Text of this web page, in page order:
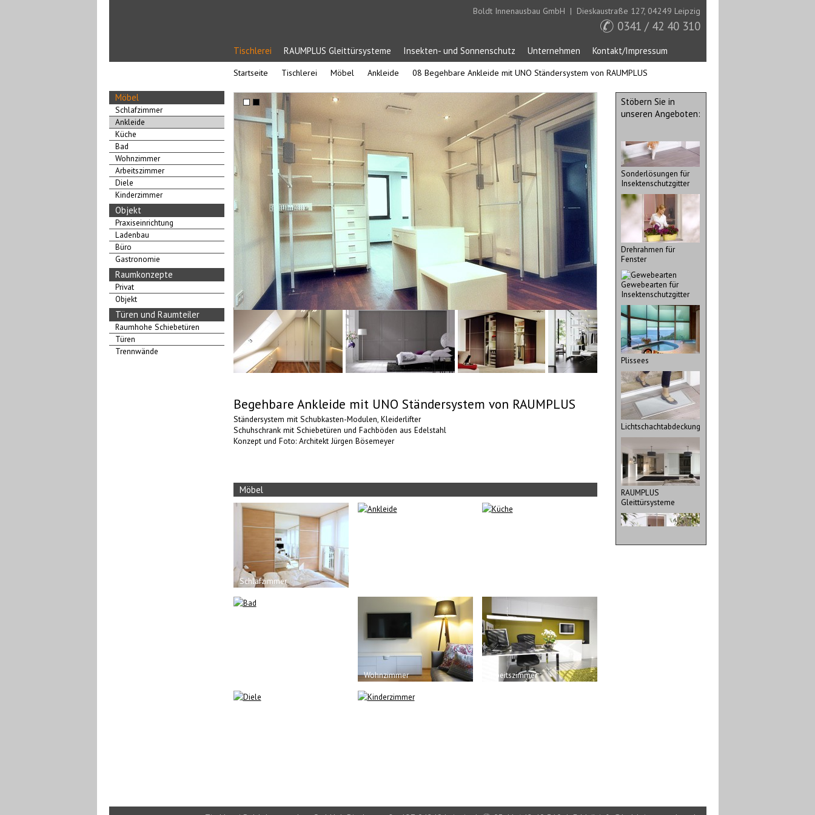
Boldt Innenausbau GmbH | Dieskaustraße 127, 04249 Leipzig
0341 / 42 40 310
Tischlerei RAUMPLUS Gleittürsysteme Insekten- und Sonnenschutz Unternehmen Kontakt/Impressum
Startseite Tischlerei Möbel Ankleide 08 Begehbare Ankleide mit UNO Ständersystem von RAUMPLUS
Möbel
Schlafzimmer
Ankleide
Küche
Bad
Wohnzimmer
Arbeitszimmer
Diele
Kinderzimmer
Objekt
Praxiseinrichtung
Ladenbau
Büro
Gastronomie
Raumkonzepte
Privat
Objekt
Türen und Raumteiler
Raumhohe Schiebetüren
Türen
Trennwände
Begehbare Ankleide mit UNO Ständersystem von RAUMPLUS
Ständersystem mit Schubkasten-Modulen, Kleiderlifter
Schuhschrank mit Schiebetüren und Fachböden aus Edelstahl
Konzept und Foto: Architekt Jürgen Bösemeyer
Möbel
Schlafzimmer
Wohnzimmer Arbeitszimmer
Stöbern Sie in
unseren Angeboten:
Tischlerei
Innensysteme
Sonderlösungen für
Insektenschutzgitter
Drehrahmen für
Fenster
Gewebearten für
Insektenschutzgitter
Plissees
Lichtschachtabdeckung
RAUMPLUS
Gleittürsysteme